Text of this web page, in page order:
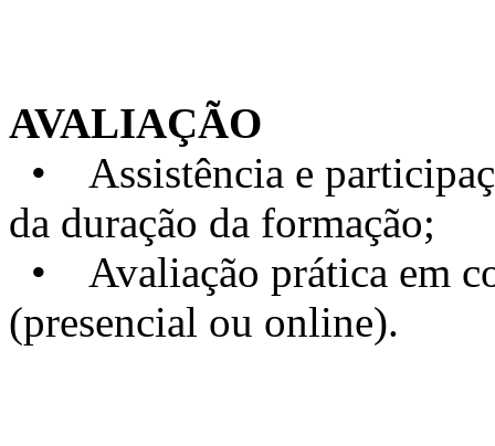
AVALIAÇÃO
• Assistência e
da duração da formação;
• Avaliação prática em
(presencial ou online).